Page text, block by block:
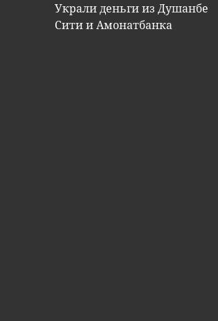
Украли деньги из Душанбе
Сити и Амонатбанка